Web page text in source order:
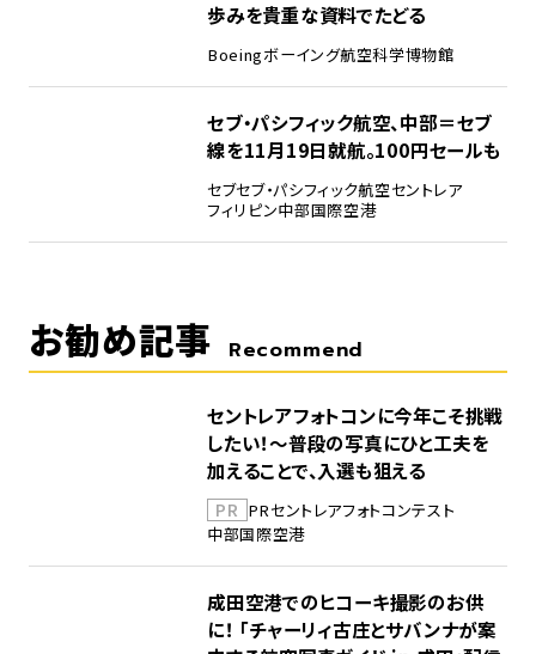
歩みを貴重な資料でたどる
Boeingボーイング航空科学博物館
セブ・パシフィック航空、中部＝セブ
線を11月19日就航。100円セールも
セブセブ・パシフィック航空セントレア
フィリピン中部国際空港
お勧め記事 Recommend
セントレアフォトコンに今年こそ挑戦
したい！～普段の写真にひと工夫を
加えることで、入選も狙える
PR PRセントレアフォトコンテスト
中部国際空港
成田空港でのヒコーキ撮影のお供
に！ 「チャーリィ古庄とサバンナが案